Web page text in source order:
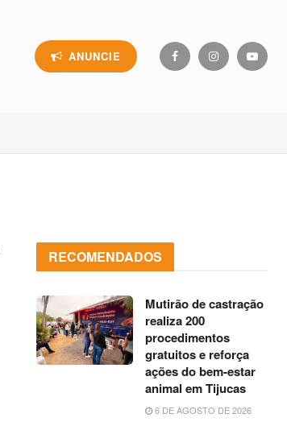
ANUNCIE
RECOMENDADOS
Mutirão de castração
realiza 200
procedimentos
gratuitos e reforça
ações do bem-estar
animal em Tijucas
6 DE AGOSTO DE 2026